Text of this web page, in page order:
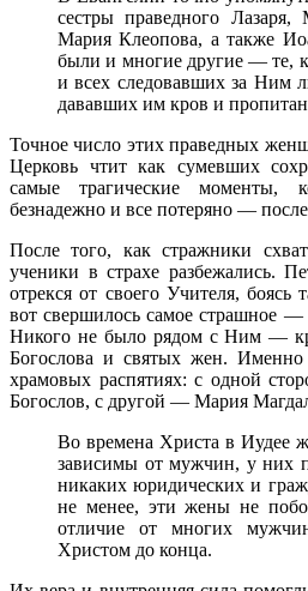
сестры праведного
Мария Клеопова, а также
были и многие другие — те,
и всех следовавших за Ним
дававших им кров и
Точное число этих праведных
Церковь чтит как сумевших
самые трагические моменты,
безнадежно и все потеряно —
После того, как стражники
ученики в страхе разбежались.
отрекся от своего Учителя,
вот свершилось самое страшное —
Никого не было рядом с Ним —
Богослова и святых жен.
храмовых распятиях: с одной
Богослов, с другой — Мария
Во времена Христа в Иудее
зависимы от мужчин, у них
никаких юридических и
не менее, эти жены не
отличие от многих
Христом до конца.